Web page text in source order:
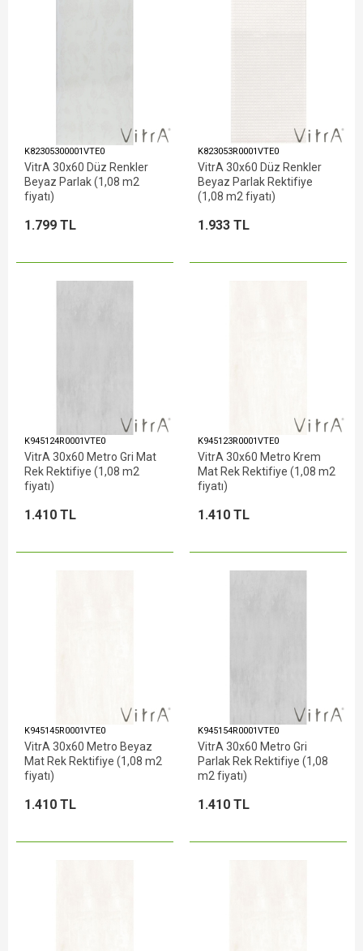
K82305300001VTE0
VitrA 30x60 Düz Renkler
Beyaz Parlak (1,08 m2
fiyatı)
1.799 TL
K823053R0001VTE0
VitrA 30x60 Düz Renkler
Beyaz Parlak Rektifiye
(1,08 m2 fiyatı)
1.933 TL
K945124R0001VTE0
VitrA 30x60 Metro Gri Mat
Rek Rektifiye (1,08 m2
fiyatı)
1.410 TL
K945123R0001VTE0
VitrA 30x60 Metro Krem
Mat Rek Rektifiye (1,08 m2
fiyatı)
1.410 TL
K945145R0001VTE0
VitrA 30x60 Metro Beyaz
Mat Rek Rektifiye (1,08 m2
fiyatı)
1.410 TL
K945154R0001VTE0
VitrA 30x60 Metro Gri
Parlak Rek Rektifiye (1,08
m2 fiyatı)
1.410 TL